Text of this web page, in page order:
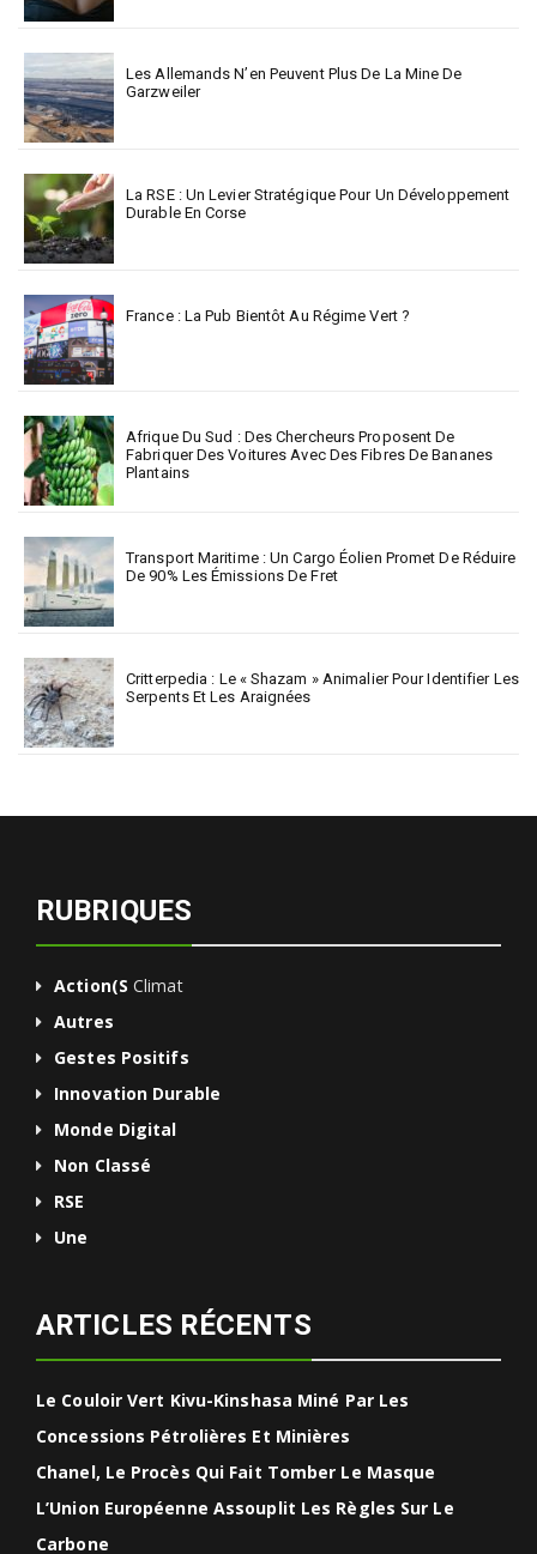
Les Allemands N’en Peuvent Plus De La Mine De
Garzweiler
La RSE : Un Levier Stratégique Pour Un Développement
Durable En Corse
France : La Pub Bientôt Au Régime Vert ?
Afrique Du Sud : Des Chercheurs Proposent De
Fabriquer Des Voitures Avec Des Fibres De Bananes
Plantains
Transport Maritime : Un Cargo Éolien Promet De Réduire
De 90% Les Émissions De Fret
Critterpedia : Le « Shazam » Animalier Pour Identifier Les
Serpents Et Les Araignées
RUBRIQUES
Action(s Climat
Autres
Gestes Positifs
Innovation Durable
Monde Digital
Non Classé
RSE
Une
ARTICLES RÉCENTS
Le Couloir Vert Kivu-Kinshasa Miné Par Les
Concessions Pétrolières Et Minières
Chanel, Le Procès Qui Fait Tomber Le Masque
L’Union Européenne Assouplit Les Règles Sur Le
Carbone